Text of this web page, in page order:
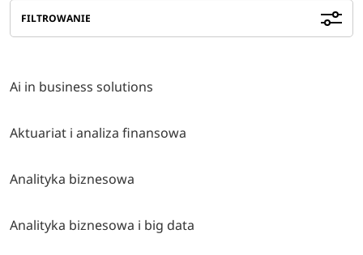
FILTROWANIE
Ai in business solutions
Aktuariat i analiza finansowa
Analityka biznesowa
Analityka biznesowa i big data